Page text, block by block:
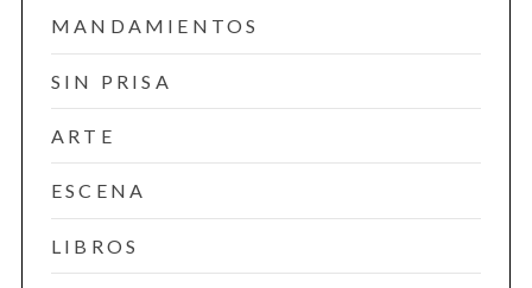
MANDAMIENTOS
SIN PRISA
ARTE
ESCENA
LIBROS